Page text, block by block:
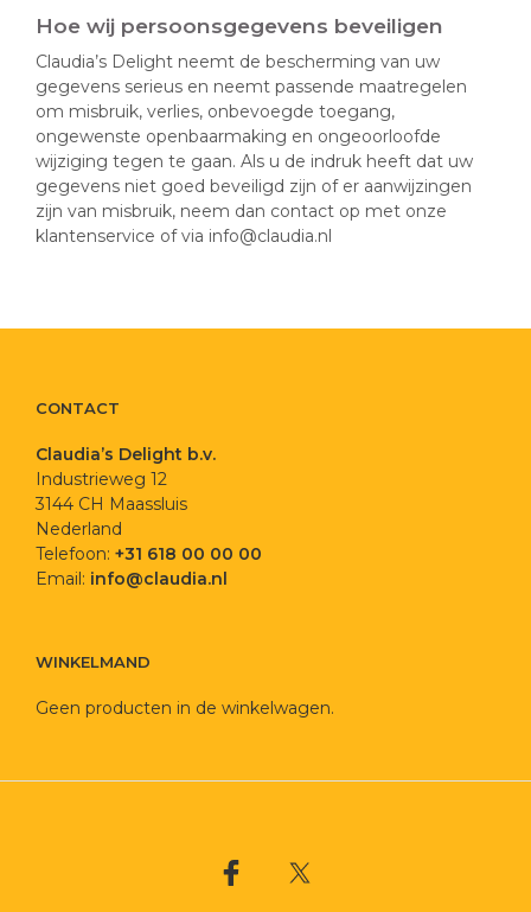
Hoe wij persoonsgegevens beveiligen
Claudia’s Delight neemt de bescherming van uw
gegevens serieus en neemt passende maatregelen
om misbruik, verlies, onbevoegde toegang,
ongewenste openbaarmaking en ongeoorloofde
wijziging tegen te gaan. Als u de indruk heeft dat uw
gegevens niet goed beveiligd zijn of er aanwijzingen
zijn van misbruik, neem dan contact op met onze
klantenservice of via info@claudia.nl
CONTACT
Claudia’s Delight b.v.
Industrieweg 12
3144 CH Maassluis
Nederland
Telefoon: +31 618 00 00 00
Email: info@claudia.nl
WINKELMAND
Geen producten in de winkelwagen.